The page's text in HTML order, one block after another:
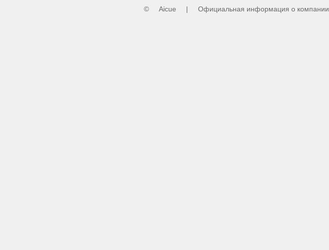
© Aicue | Официальная информация о компании